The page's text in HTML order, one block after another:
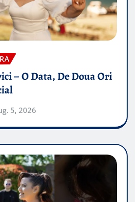
– O Data, De Doua Ori
5, 2026